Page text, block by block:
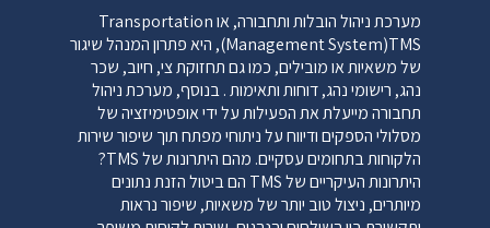
מערכת ניהול הובלות ותחבורה, או Transportation
Management System)TMS), היא פתרון המנהל שיגור
של משאיות או מובילים, כמו גם תחזוקת צי, חיוב, שכר
נהג, רישומי נהג, דוחות ותאימות . בנוסף, מערכת ניהול
תחבורה מייעלת את הפעילות על ידי אופטימיזציה של
מסלולי הספקים ודיווח על ניתוחי מפתח תוך שיפור שירות
הלקוחות בתחומים עסקיים. מהם היתרונות של TMS?
היתרונות העיקריים של TMS הם ביטול הזנת נתונים
מיותרים, ניצול טוב יותר של משאיות, שיפור נראות